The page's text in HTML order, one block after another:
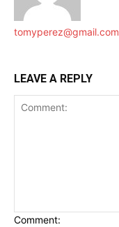
tomyperez@gmail.com
LEAVE A REPLY
Comment: